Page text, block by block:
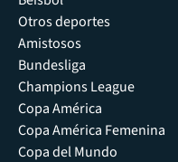
Otros deportes
Amistosos
Bundesliga
Champions League
Copa América
Copa América Femenina
Copa del Mundo